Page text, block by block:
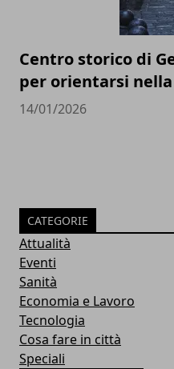
Centro storico di
per orientarsi
14/01/2026
CATEGORIE
Attualità
Eventi
Sanità
Economia e Lavoro
Tecnologia
Cosa fare in città
Speciali